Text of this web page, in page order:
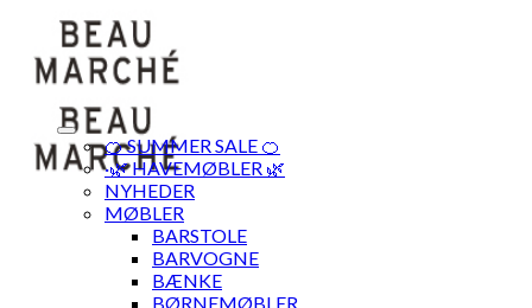
content
🍊 SUMMER SALE 🍊
·🌿 HAVEMØBLER 🌿
NYHEDER
MØBLER
BARSTOLE
BARVOGNE
BÆNKE
BØRNEMØBLER